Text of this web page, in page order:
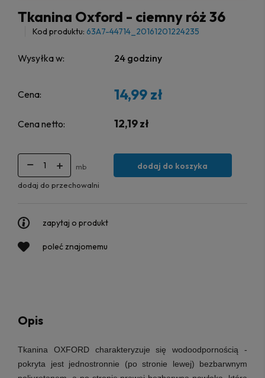
Tkanina Oxford - ciemny róż 36
Kod produktu: 63A7-44714_20161201224235
Wysyłka w: 24 godziny
Cena: 14,99 zł
Cena netto: 12,19 zł
mb dodaj do koszyka
dodaj do przechowalni
zapytaj o produkt
poleć znajomemu
Opis
Tkanina OXFORDcharakteryzuje się wodoodpornością -
pokryta jest jednostronnie (po stronie lewej) bezbarwnym